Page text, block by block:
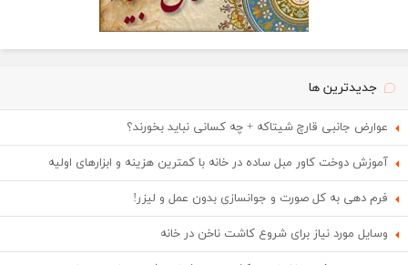
جدیدترین ها
عوارض جانبی قارچ شیتاکه + چه کسانی نباید بخورند؟
آموزش دوخت کاور مبل ساده در خانه با کمترین هزینه و ابزارهای اولیه
فرم دهی به کل صورت و جوانسازی بدون عمل و لیزر!
وسایل مورد نیاز برای شروع کاشت ناخن در خانه